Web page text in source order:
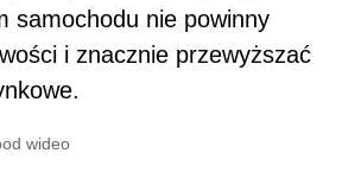
samochodu nie powinny
i znacznie przewyższać
wideo